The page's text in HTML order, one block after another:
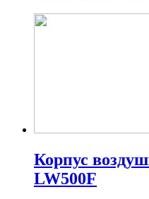
Корпус
LW500F